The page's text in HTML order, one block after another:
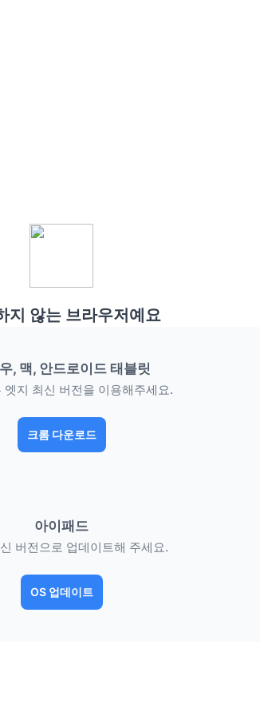
지 않는 브라우저예요
, 맥, 안드로이드 태블릿
엣지 최신 버전을 이용해주세요.
크롬 다운로드
아이패드
버전으로 업데이트해 주세요.
OS 업데이트